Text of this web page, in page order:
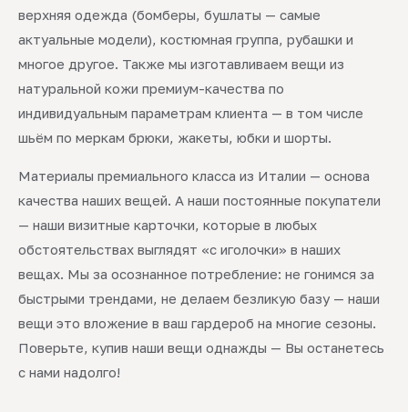
верхняя одежда (бомберы, бушлаты — самые
актуальные модели), костюмная группа, рубашки и
многое другое. Также мы изготавливаем вещи из
натуральной кожи премиум-качества по
индивидуальным параметрам клиента — в том числе
шьём по меркам брюки, жакеты, юбки и шорты.
Материалы премиального класса из Италии — основа
качества наших вещей. А наши постоянные покупатели
— наши визитные карточки, которые в любых
обстоятельствах выглядят «с иголочки» в наших
вещах. Мы за осознанное потребление: не гонимся за
быстрыми трендами, не делаем безликую базу — наши
вещи это вложение в ваш гардероб на многие сезоны.
Поверьте, купив наши вещи однажды — Вы останетесь
с нами надолго!